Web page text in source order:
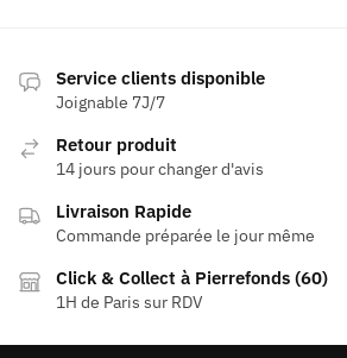
variations.
Les
peuvent
choisies
la
page
sur
la
Service clients disponible
Joignable 7J/7
Retour produit
14 jours pour changer d'avis
Livraison Rapide
Commande préparée le jour même
Click & Collect à Pierrefonds (60)
1H de Paris sur RDV